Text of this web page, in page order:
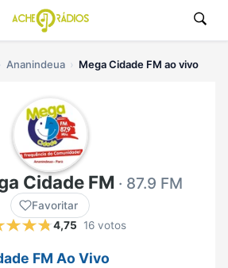
Ananindeua Mega Cidade FM ao vivo
Cidade FM · 87.9 FM
Favoritar
4,75
16 votos
FM Ao Vivo